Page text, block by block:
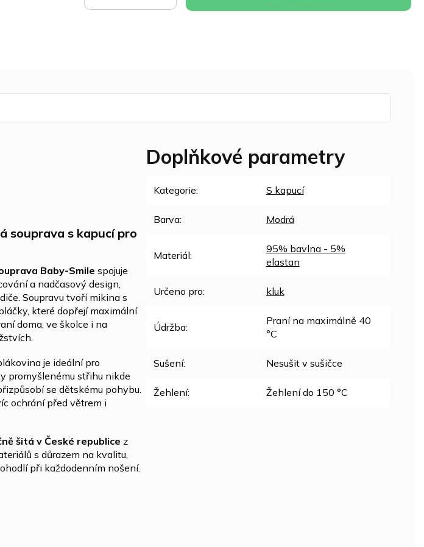
souprava s kapucí pro
Baby-Smile spojuje
a nadčasový design,
Soupravu tvoří mikina s
které dopřejí maximální
doma, ve školce i na
je ideální pro
promyšlenému střihu nikde
se dětskému pohybu.
ochrání před větrem i
šitá v České republice z
s důrazem na kvalitu,
při každodenním nošení.
Doplňkové parametry
Kategorie: S kapucí
Barva: Modrá
Materiál:
95% bavlna - 5%
elastan
Určeno pro: kluk
Údržba:
Praní na maximálně 40
°C
Sušení: Nesušit v sušičce
Žehlení: Žehlení do 150 °C